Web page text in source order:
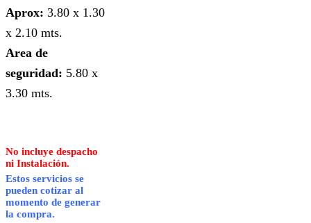
Aprox: 3.80 x 1.30
x 2.10 mts.
Area de
seguridad: 5.80 x
3.30 mts.
No incluye despacho
ni Instalación.
Estos servicios se
pueden cotizar al
momento de generar
la compra.